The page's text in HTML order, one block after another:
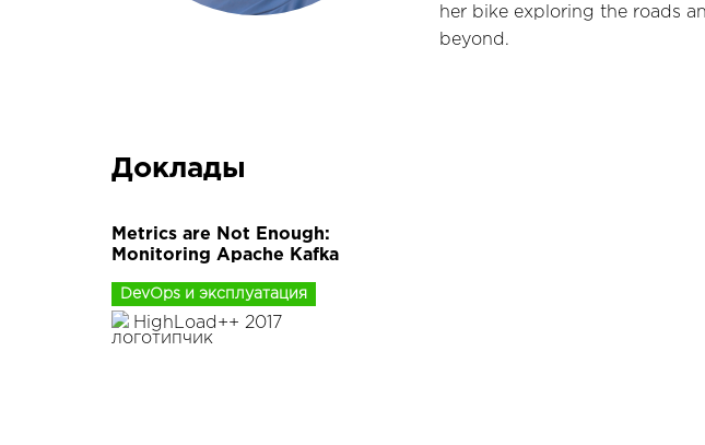
her bike exploring the roads
beyond.
Доклады
Metrics are Not Enough:
Monitoring Apache Kafka
DevOps и эксплуатация
HighLoad++ 2017